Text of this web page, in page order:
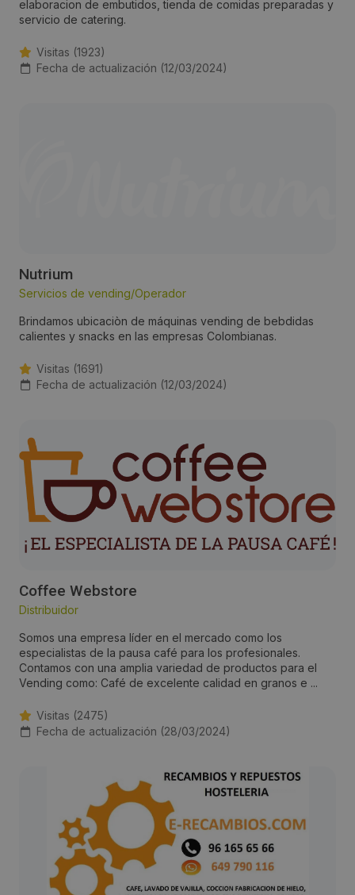
elaboracion de embutidos, tienda de comidas preparadas y
servicio de catering.
Visitas (1923)
Fecha de actualización (12/03/2024)
Nutrium
Servicios de vending/Operador
Brindamos ubicaciòn de máquinas vending de bebdidas
calientes y snacks en las empresas Colombianas.
Visitas (1691)
Fecha de actualización (12/03/2024)
Coffee Webstore
Distribuidor
Somos una empresa líder en el mercado como los
especialistas de la pausa café para los profesionales.
Contamos con una amplia variedad de productos para el
Vending como: Café de excelente calidad en granos e ...
Visitas (2475)
Fecha de actualización (28/03/2024)